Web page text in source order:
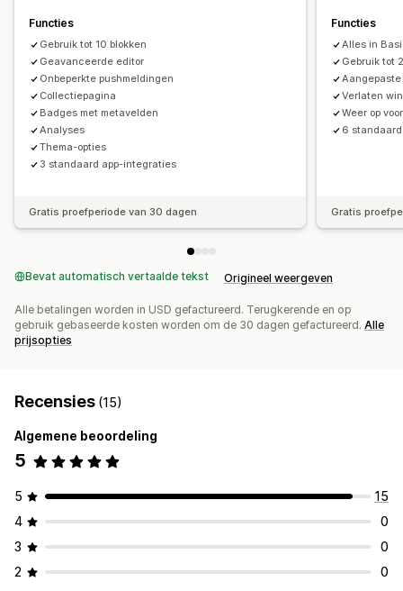
Functies
Gebruik tot 10 blokken
Geavanceerde editor
Onbeperkte pushmeldingen
Collectiepagina
Badges met metavelden
Analyses
Thema-opties
3 standaard app-integraties
Gratis proefperiode van 30 dagen
Functies
Alles in
Gebruik tot
Verlaten
Weer op
6
Gratis
Bevat automatisch vertaalde tekst Origineel weergeven
Alle betalingen worden in USD gefactureerd. Terugkerende en op
gebruik gebaseerde kosten worden om de 30 dagen gefactureerd. Alle
prijsopties
Recensies (15)
Algemene beoordeling
5
5
15
4
0
3
0
2
0